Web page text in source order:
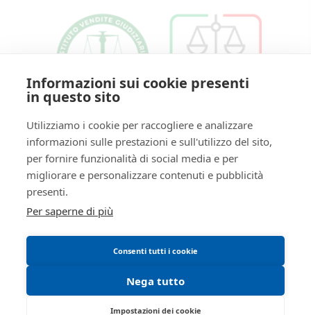
Strada Traversante San Leonardo, 13/A -
Parma 43122 - PR
Tel:0521/776662| Fax:
Email:
Iscrizione gestori vendita telematica - Ministero della
Giustizia - P.D.G. 09/08/2017
Informazioni sui cookie presenti
in questo sito
Utilizziamo i cookie per raccogliere e analizzare
informazioni sulle prestazioni e sull'utilizzo del sito,
per fornire funzionalità di social media e per
migliorare e personalizzare contenuti e pubblicità
presenti.
Per saperne di più
Consenti tutti i cookie
Nega tutto
Impostazioni dei cookie